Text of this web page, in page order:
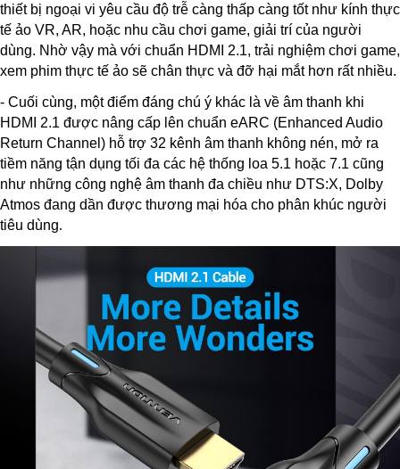
thiết bị ngoại vi yêu cầu độ trễ càng thấp càng tốt như kính thực
tế ảo VR, AR, hoặc nhu cầu chơi game, giải trí của người
dùng. Nhờ vậy mà với chuẩn HDMI 2.1, trải nghiệm chơi game,
xem phim thực tế ảo sẽ chân thực và đỡ hại mắt hơn rất nhiều.
- Cuối cùng, một điểm đáng chú ý khác là về âm thanh khi
HDMI 2.1 được nâng cấp lên chuẩn eARC (Enhanced Audio
Return Channel) hỗ trợ 32 kênh âm thanh không nén, mở ra
tiềm năng tận dụng tối đa các hệ thống loa 5.1 hoặc 7.1 cũng
như những công nghệ âm thanh đa chiều như DTS:X, Dolby
Atmos đang dần được thương mại hóa cho phân khúc người
tiêu dùng.